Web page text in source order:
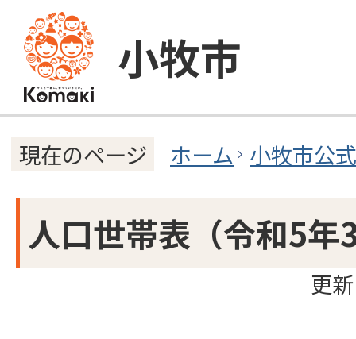
小牧市
現在のページ ホーム 小牧市公
人口世帯表（令和5年
更